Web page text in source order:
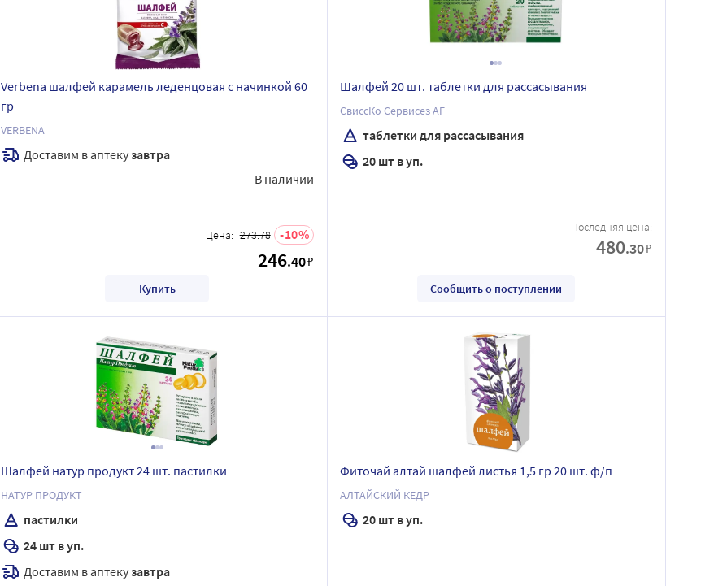
Verbena шалфей карамель леденцовая с начинкой 60
гр
VERBENA
Доставим в аптекузавтра
В наличии
Цена: 273.78 10
246.40₽
Купить
Шалфей 20 шт. таблетки для рассасывания
СвиссКо Сервисез АГ
таблетки для рассасывания
20 шт в уп.
Последняя цена:
480.30₽
Сообщить о поступлении
Шалфей натур продукт 24 шт. пастилки
НАТУР ПРОДУКТ
пастилки
24 шт в уп.
Доставим в аптекузавтра
Фиточай алтай шалфей листья 1,5 гр 20 шт. ф/п
АЛТАЙСКИЙ КЕДР
20 шт в уп.